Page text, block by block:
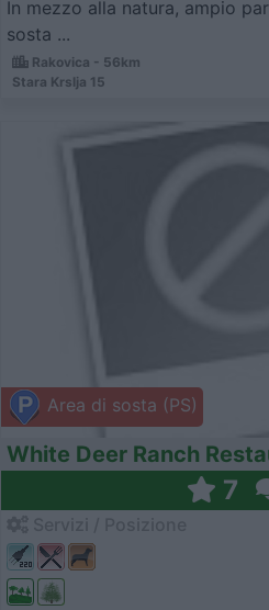
In mezzo alla natura, ampio
sosta ...
Rakovica - 56km
Stara Krslja 15
Area di sosta (PS)
White Deer Ranch
7